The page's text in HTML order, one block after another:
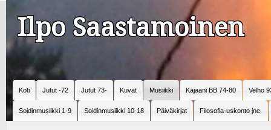
Ilpo Saastamoinen
Koti Jutut -72 Jutut 73- Kuvat Musiikki Kajaani BB 74-80 Velho
Soidinmusiikki 1-9 Soidinmusiikki 10-18 Päiväkirjat Filosofia-uskonto jne.